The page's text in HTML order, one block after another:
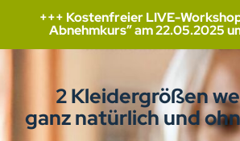
+++ Kostenfreier LIVE-
Abnehmkurs” am 22.05.2025
2 Kleidergrößen
ganz natürlich und